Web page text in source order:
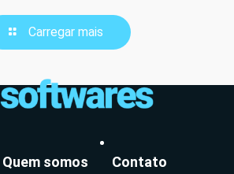
Carregar mais
Quem somos Contato